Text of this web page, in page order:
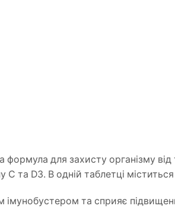
формула для захисту організму
С та D3. В одній таблетці
та сприяє